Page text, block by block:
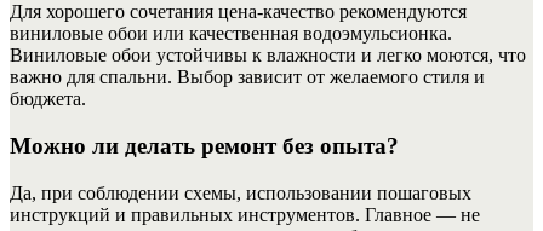
Для хорошего сочетания цена-качество рекомендуются
виниловые обои или качественная водоэмульсионка.
Виниловые обои устойчивы к влажности и легко моются, что
важно для спальни. Выбор зависит от желаемого стиля и
бюджета.
Можно ли делать ремонт без опыта?
Да, при соблюдении схемы, использовании пошаговых
инструкций и правильных инструментов. Главное — не